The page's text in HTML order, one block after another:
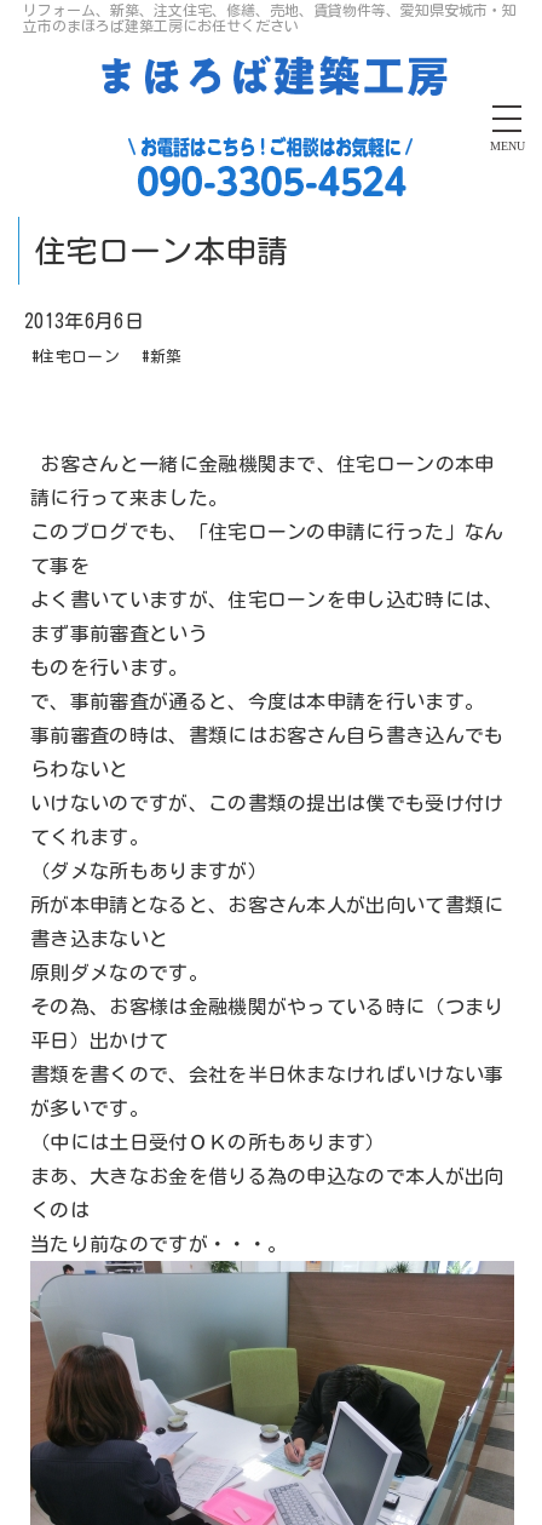
リフォーム、新築、注文住宅、修繕、売地、賃貸物件等、愛知県安城市・知
立市のまほろば建築工房にお任せください
MENU
住宅ローン本申請
2013年6月6日
#住宅ローン #新築
お客さんと一緒に金融機関まで、住宅ローンの本申
請に行って来ました。
このブログでも、「住宅ローンの申請に行った」なん
て事を
よく書いていますが、住宅ローンを申し込む時には、
まず事前審査という
ものを行います。
で、事前審査が通ると、今度は本申請を行います。
事前審査の時は、書類にはお客さん自ら書き込んでも
らわないと
いけないのですが、この書類の提出は僕でも受け付け
てくれます。
（ダメな所もありますが）
所が本申請となると、お客さん本人が出向いて書類に
書き込まないと
原則ダメなのです。
その為、お客様は金融機関がやっている時に（つまり
平日）出かけて
書類を書くので、会社を半日休まなければいけない事
が多いです。
（中には土日受付ＯＫの所もあります）
まあ、大きなお金を借りる為の申込なので本人が出向
くのは
当たり前なのですが・・・。